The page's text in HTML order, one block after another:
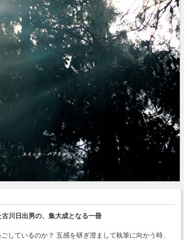
川日出男の、集大成となる一冊
しているのか？ 五感を研ぎ澄まして執筆に向かう時、